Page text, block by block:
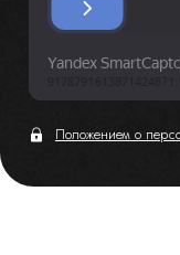
Положением о